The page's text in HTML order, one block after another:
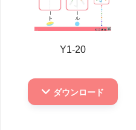
Y1-20
ダウンロード